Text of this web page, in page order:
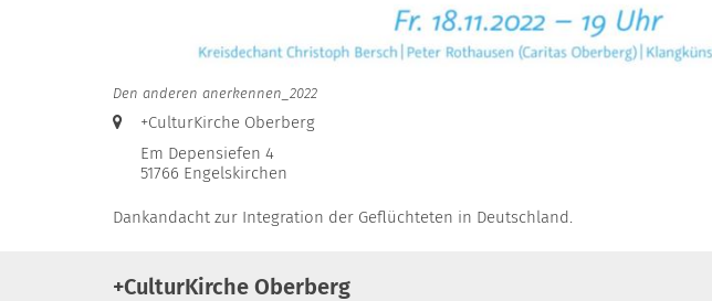
Den anderen anerkennen_2022
Ort:
+CulturKirche Oberberg
Em Depensiefen 4
51766 Engelskirchen
Dankandacht zur Integration der Geflüchteten in Deutschland.
+CulturKirche Oberberg